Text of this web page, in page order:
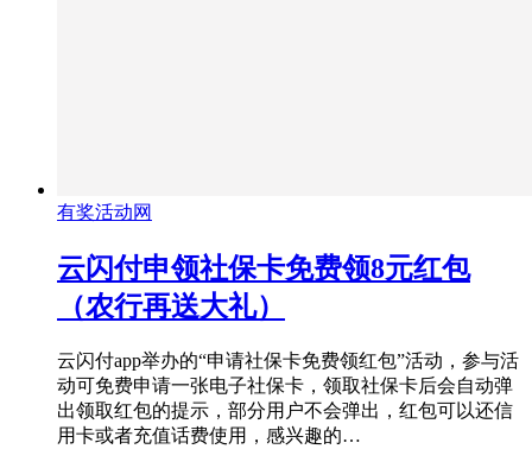
有奖活动网
云闪付申领社保卡免费领8元红包
（农行再送大礼）
云闪付app举办的“申请社保卡免费领红包”活动，参与活
动可免费申请一张电子社保卡，领取社保卡后会自动弹
出领取红包的提示，部分用户不会弹出，红包可以还信
用卡或者充值话费使用，感兴趣的…